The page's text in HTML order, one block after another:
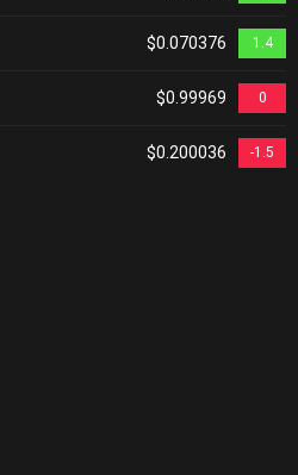
$0.070376 1.4
$0.99969 0
$0.200036 -1.5